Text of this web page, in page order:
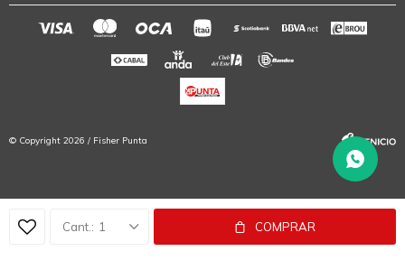
1 COMPRAR
© Copyright 2026 / Fisher Punta